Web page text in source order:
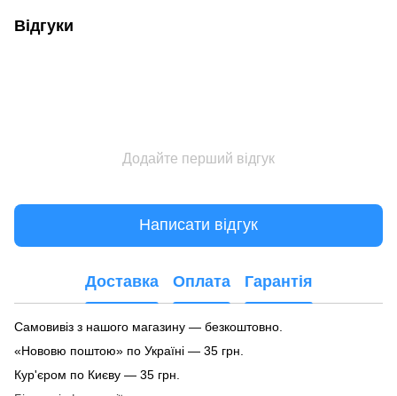
Відгуки
Додайте перший відгук
Написати відгук
Доставка Оплата Гарантія
Самовивіз з нашого магазину — безкоштовно.
«Нововю поштою» по Україні — 35 грн.
Кур'єром по Києву — 35 грн.